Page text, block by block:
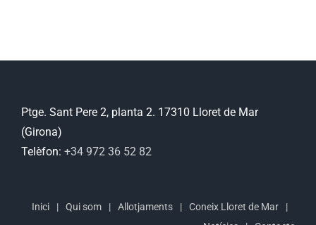
Ptge. Sant Pere 2, planta 2. 17310 Lloret de Mar
(Girona)
Telèfon: +34 972 36 52 82
Inici Qui som Allotjaments
Coneix Lloret de Mar